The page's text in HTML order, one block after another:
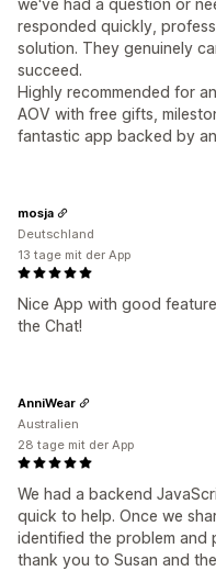
we've had a question or
responded quickly,
solution. They genuinely
succeed.
Highly recommended for
AOV with free gifts,
fantastic app backed by
Nice App with good
the Chat!
mosja
Deutschland
13 tage mit der App
We had a backend
quick to help. Once we
identified the problem and
thank you to Susan and
AnniWear
Australien
28 tage mit der App